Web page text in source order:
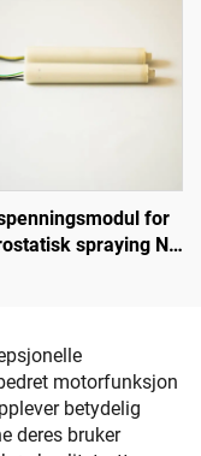
for
spraying NX
motorfunksjon
betydelig
deres bruker